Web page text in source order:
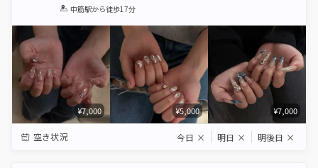
1 2 3 4 5
中筋駅から徒歩17分
¥7,000 ¥5,000 ¥7,000
空き状況 今日 × 明日 × 明後日 ×